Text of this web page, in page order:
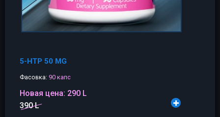
5-HTP 50 MG
Фасовка: 90 капс
Новая цена: 290 L
390 L